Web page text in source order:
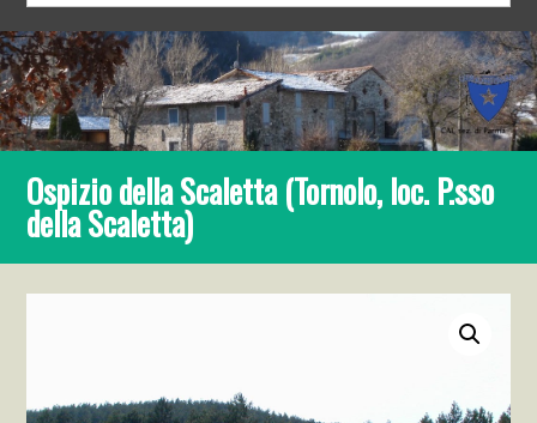
Ospizio della Scaletta (Tornolo, loc. P.sso
della Scaletta)